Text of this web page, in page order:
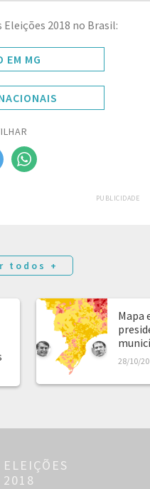
2018 no Brasil:
EM MG
PUBLICIDADE
todos +
Mapa
28/10/
ELEIÇÕES
2018